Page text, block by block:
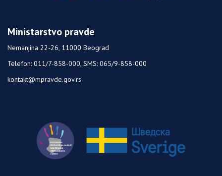
Ministarstvo pravde
Nemanjina 22-26, 11000 Beograd
Telefon: 011/7-858-000, SMS: 065/9-858-000
kontakt@mpravde.gov.rs